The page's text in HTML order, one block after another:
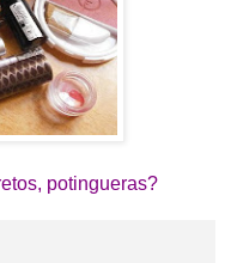
potingueras?